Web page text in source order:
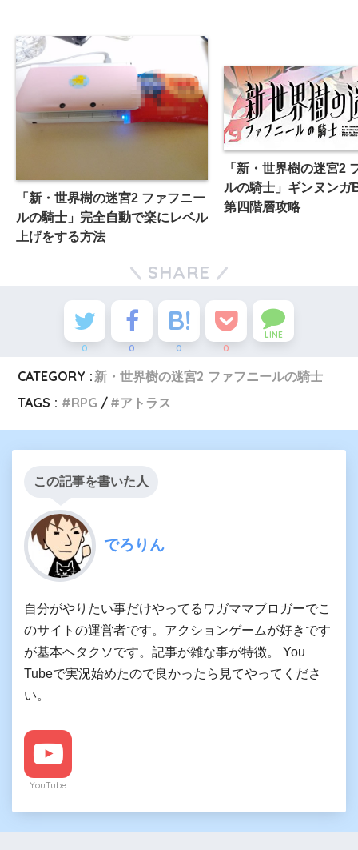
「新・世界樹の迷宮2 ファフニー
ルの騎士」完全自動で楽にレベル
上げをする方法
「新・世界樹の迷宮2
ルの騎士」ギンヌンガ
第四階層攻略
SHARE
0 0 0 0
LINE
CATEGORY :新・世界樹の迷宮2 ファフニールの騎士
TAGS :
RPG アトラス
この記事を書いた人
でろりん
自分がやりたい事だけやってるワガママブロガーでこ
のサイトの運営者です。アクションゲームが好きです
が基本ヘタクソです。記事が雑な事が特徴。 You
Tubeで実況始めたので良かったら見てやってくださ
い。
YouTube